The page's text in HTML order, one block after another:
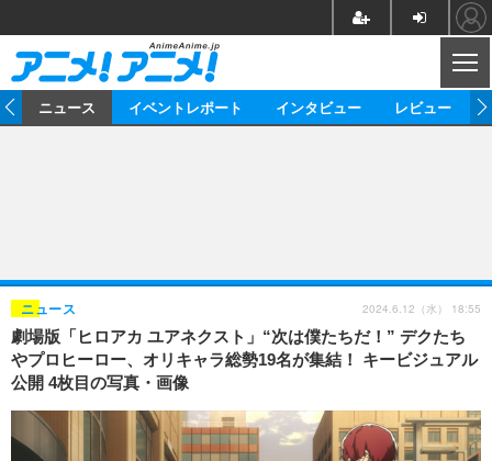
ゲーム グッズ
イベント
海外イベント ビジネス
俳優・タレント アーティスト
ビジネス
アニメ 実写
書評
ゲーム 座談会
動画
アニメ
アニメ！アニメ！TV ABEMA Cafe
連載・コラム
ニュース イベントレポート インタビュー レビュー
劇場版「ヒロアカ ユアネクスト」“次は僕たちだ！” デクたち
やプロヒーロー、オリキャラ総勢19名が集結！ キービジュアル
公開 4枚目の写真・画像
ニュース 2024.6.12（水） 18:55